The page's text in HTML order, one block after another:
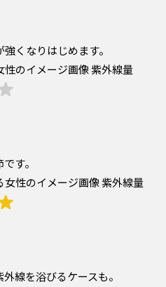
くなりはじめます。
紫外線量
す。
紫外線量
線を浴びるケースも。